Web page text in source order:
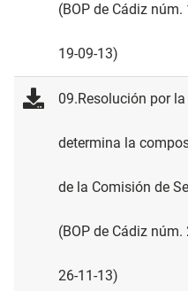
(BOP de Cádiz núm.
19-09-13)
09.Resolución por
determina la
de la Comisión de
(BOP de Cádiz núm.
26-11-13)